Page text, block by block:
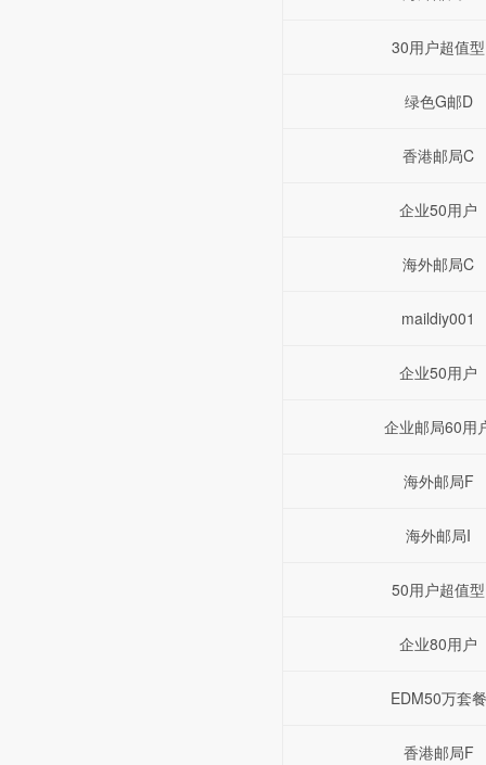
30用户超值型
绿色G邮D
香港邮局C
企业50用户
海外邮局C
maildiy001
企业50用户
企业邮局60用
海外邮局F
海外邮局I
50用户超值型
企业80用户
EDM50万套餐
香港邮局F